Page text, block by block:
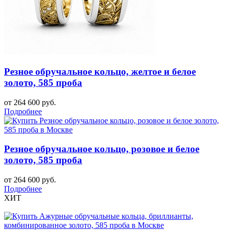
Резное обручальное кольцо, желтое и белое
золото, 585 проба
от 264 600 руб.
Подробнее
Резное обручальное кольцо, розовое и белое
золото, 585 проба
от 264 600 руб.
Подробнее
ХИТ